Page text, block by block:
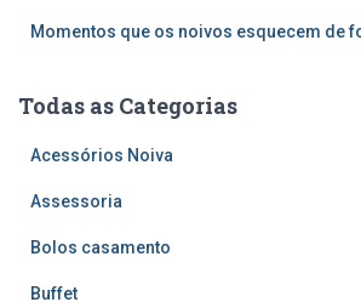
Momentos que os noivos esquecem de
Todas as Categorias
Acessórios Noiva
Assessoria
Bolos casamento
Buffet